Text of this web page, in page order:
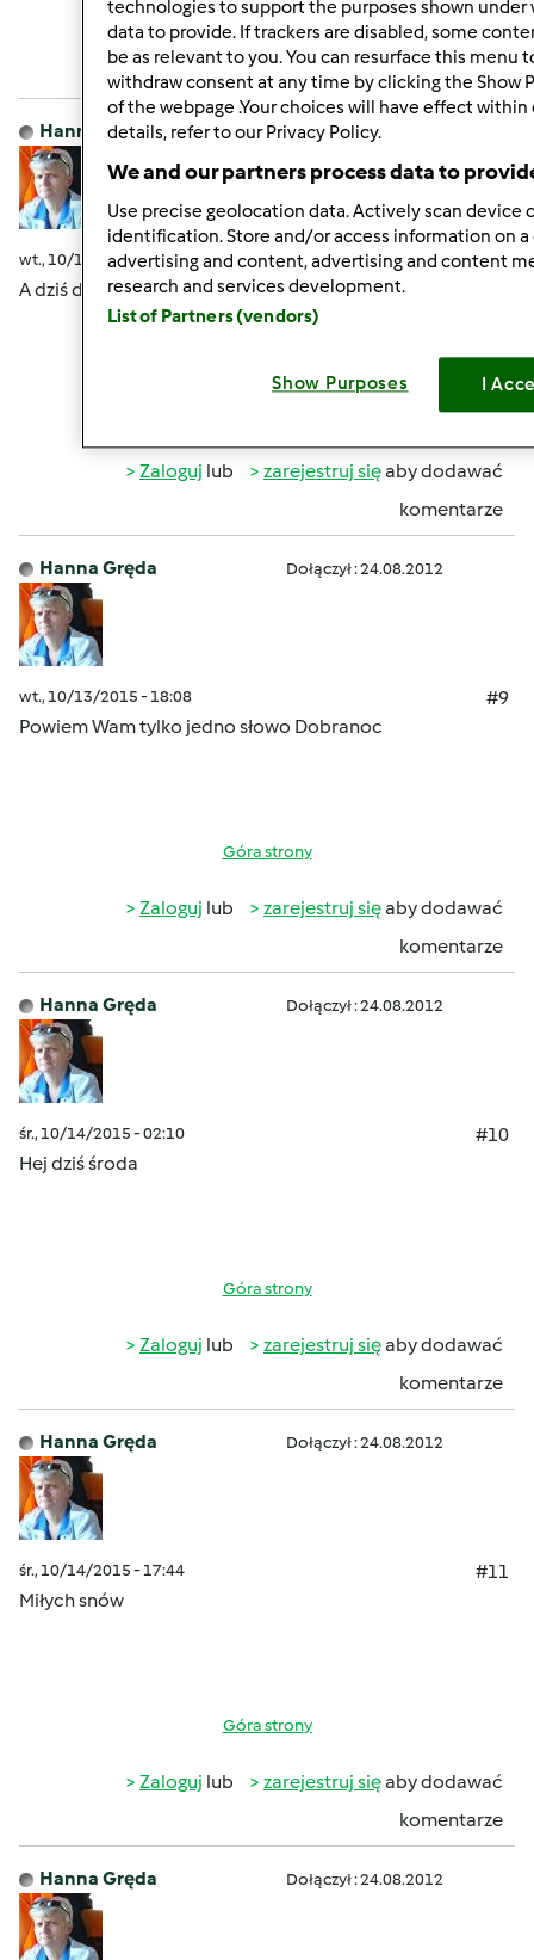
Zalogujlub zarejestruj sięaby dodawać
komentarze
Hanna Gręda Dołączył : 24.08.2012
wt., 10/13/2015 - 18:11
#8
A dziś deszczowo Was witam
Zaloguj lub zarejestruj sięaby dodawać
komentarze
Hanna Gręda Dołączył : 24.08.2012
wt., 10/13/2015 - 18:08
#9
Powiem Wam tylko jedno słowo Dobranoc
Góra strony
Zaloguj lub zarejestruj sięaby dodawać
komentarze
Hanna Gręda Dołączył : 24.08.2012
śr., 10/14/2015 - 02:10
#10
Hej dziś środa
Góra strony
Zaloguj lub zarejestruj sięaby dodawać
komentarze
Hanna Gręda Dołączył : 24.08.2012
śr., 10/14/2015 - 17:44
#11
Miłych snów
Góra strony
Zaloguj lub zarejestruj sięaby dodawać
komentarze
Hanna Gręda Dołączył : 24.08.2012
technologies to support the purposes shown under
data to provide. If trackers are disabled, some
be as relevant to you. You can resurface this menu
withdraw consent at any time by clicking the Show
of the webpage .Your choices will have effect within
details, refer to our Privacy Policy.
We and our partners process data to
Use precise geolocation data. Actively scan device
identification. Store and/or access information on a
advertising and content, advertising and content
research and services development.
List of Partners (vendors)
Show Purposes I